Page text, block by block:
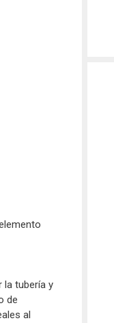
la tubería y
de
al